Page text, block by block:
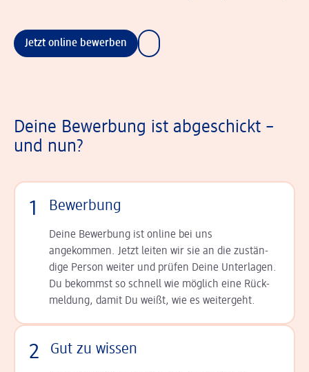
Jetzt online bewerben
Deine Bewerbung ist abgeschickt –
und nun?
1 Bewerbung
Deine Bewerbung ist online bei uns
angekommen. Jetzt leiten wir sie an die zu­stän­
dige Person weiter und prüfen Deine Unterlagen.
Du bekommst so schnell wie möglich eine Rück­
meldung, damit Du weißt, wie es weitergeht.
2 Gut zu wissen